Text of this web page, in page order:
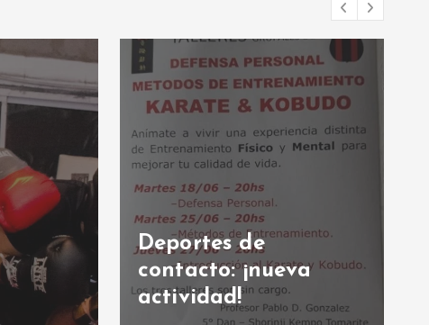
Deportes de
contacto: ¡nueva
actividad!